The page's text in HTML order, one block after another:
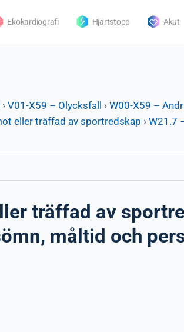
Ekokardiografi Hjärtstopp Akut
› V01-X59 – Olycksfall › W00-X59 –
eller träffad av sportredskap › W21.7
träffad av
måltid och